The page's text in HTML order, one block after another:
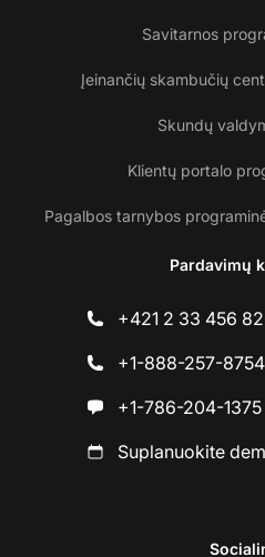
Savitarnos
Įeinančių skambučių
Skundų
Klientų portalo
Pagalbos tarnybos
Pardavimų
+421 2 33 456
+1-888-257-8754
+1-786-204-1375
Suplanuokite